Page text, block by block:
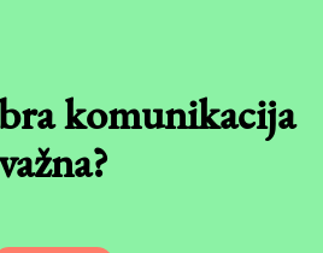
komunikacija